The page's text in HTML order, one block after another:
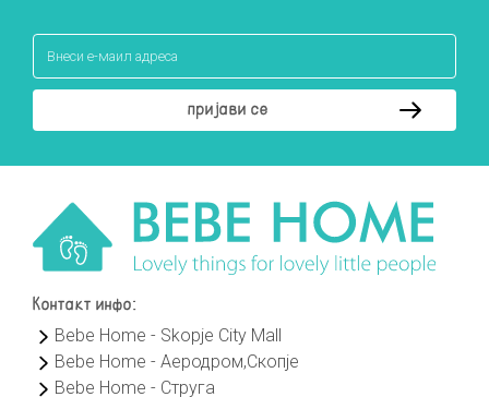
Контакт инфо:
Bebe Home - Skopje City Mall
Bebe Home - Аеродром,Скопје
Bebe Home - Струга